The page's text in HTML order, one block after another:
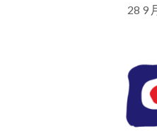
28 9